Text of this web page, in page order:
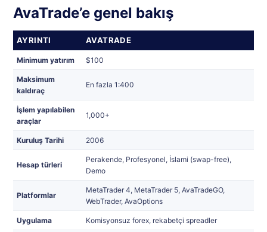
AvaTrade’e genel bakış
AYRINTI AVATRADE
Minimum yatırım $100
Maksimum
kaldıraç
En fazla 1:400
İşlem yapılabilen
araçlar
1,000+
Kuruluş Tarihi 2006
Hesap türleri
Perakende, Profesyonel, İslami (swap-free),
Demo
Platformlar
MetaTrader 4, MetaTrader 5, AvaTradeGO,
WebTrader, AvaOptions
Uygulama Komisyonsuz forex, rekabetçi spreadler